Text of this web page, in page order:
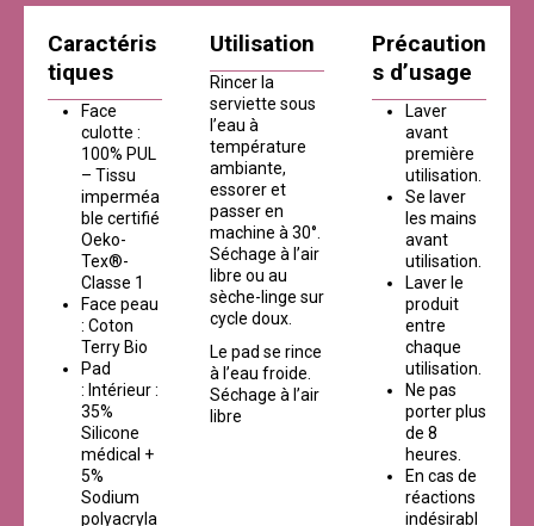
Caractéris
tiques
Face
culotte :
100% PUL
– Tissu
imperméa
ble certifié
Oeko-
Tex®-
Classe 1
Face peau
: Coton
Terry Bio
Pad
: Intérieur :
35%
Silicone
médical +
5%
Sodium
polyacryla
Utilisation
Rincer la
serviette sous
l’eau à
température
ambiante,
essorer et
passer en
machine à 30°.
Séchage à l’air
libre ou au
sèche-linge sur
cycle doux.
Le pad se rince
à l’eau froide.
Séchage à l’air
libre
Précaution
s d’usage
Laver
avant
première
utilisation.
Se laver
les mains
avant
utilisation.
Laver le
produit
entre
chaque
utilisation.
Ne pas
porter plus
de 8
heures.
En cas de
réactions
indésirabl